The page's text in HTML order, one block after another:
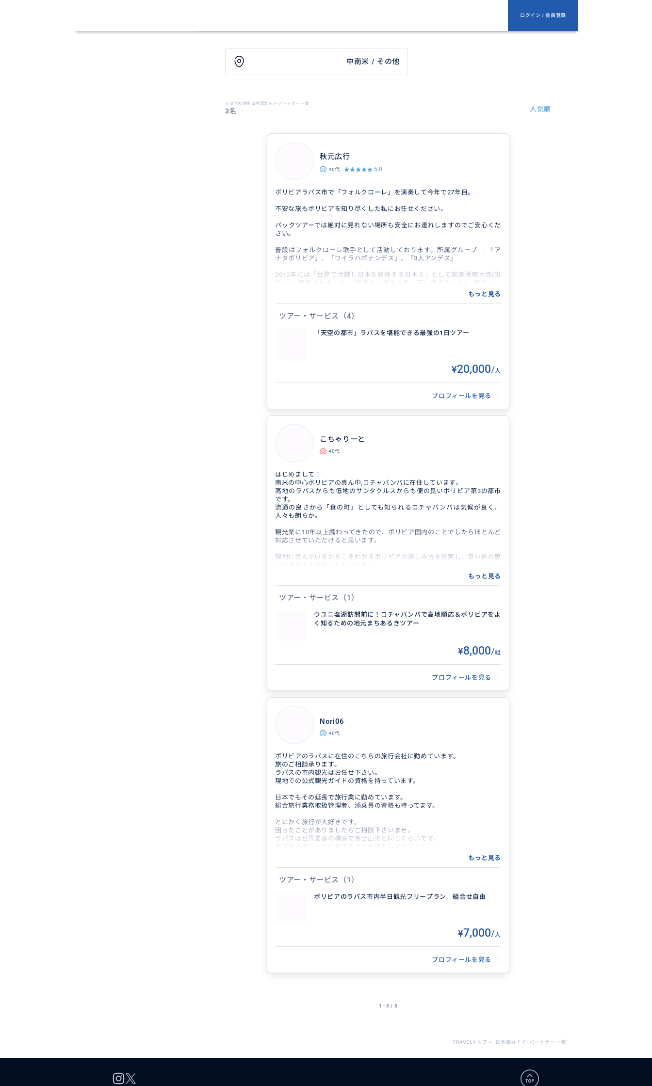
ログイン / 会員登録
中南米 / その他
その他の現地 日本語ガイド･パートナー 一覧
3名 人気順
秋元広行
40代 5.0
ボリビアラパス市で「フォルクローレ」を演奏して今年で27年目。
不安な旅もボリビアを知り尽くした私にお任せください。
パックツアーでは絶対に見れない場所も安全にお連れしますのでご安心くだ
さい。
普段はフォルクローレ歌手として活動しております。所属グループ : 「ア
ナタボリビア」、「ワイラハポナンデス」、「3人アンデス」
2012年には「世界で活躍し日本を発信する日本人」として国家戦略大臣(当
てタモリさんからもお褒めいただきました。私の名前「秋元広行」で検索頂
通訳としてはこれまで、日本企業様の技術通訳としてウユニ塩湖や鉱山へ、
した。映画通訳として、キューバで撮影された映画「エルネスト」の撮影に
さらには高山病などで入院される方々の医療通訳としてもたまに活動してお
ります。
ーカルとして参加しております。
ウユニ塩湖の帰りに一泊されるラパスで何もせずに過ごすのはもったいない
の一言。住んでいる者にしか知らないラパスをご堪能ください。
なお今年は、2026年9日〜27年1月中までは私が所属するグループ「アナタ
ボリビア」、「3人アンデス」の日本公演のため帰国しております。何卒ご
了承くださいませ。
#秋元ツアー #秋元広行 #ラパス #ボリビア #ガイド #ウユニ塩湖
得意なジャンル / 分野
ラパス市の全て。 当然ながらウユニ塩湖もです。 他にはタリハ、
明があり、その後はタクシーでラパス市内へ戻りました。そこからロ
ープウェイを乗り継ぎなが...
もっと見る
ツアー・サービス （4）
「天空の都市」ラパスを堪能できる最強の1日ツアー
¥20,000/人
プロフィールを見る
こちゃりーと
40代
はじめまして！
南米の中心ボリビアの真ん中,コチャバンバに在住しています。
高地のラパスからも低地のサンタクルスからも便の良いボリビア第3の都市
です。
流通の良さから「食の町」としても知られるコチャバンバは気候が良く、
人々も朗らか。
観光業に10年以上携わってきたので、ボリビア国内のことでしたらほとんど
対応させていただけると思います。
現地に住んでいるからこそわかるボリビアの楽しみ方を提案し、良い旅の思
ボリビア国内航空会社を始めとする交通機関、ツアー会社、ホテ
ルの手配などなんでも承ります。高地順応に最適なコチャバンバ
もっと見る
ツアー・サービス （1）
ウユニ塩湖訪問前に！コチャバンバで高地順応＆ボリビアをよ
く知るための地元まちあるきツアー
¥8,000/組
プロフィールを見る
Nori06
40代
ボリビアのラパスに在住のこちらの旅行会社に勤めています。
旅のご相談承ります。
ラパスの市内観光はお任せ下さい。
現地での公式観光ガイドの資格を持っています。
日本でもその延長で旅行業に勤めています。
総合旅行業務取扱管理者、添乗員の資格も持ってます。
とにかく旅行が大好きです。
困ったことがありましたらご相談下さいませ。
ラパスは世界最高の標高で富士山頂と同じくらいです。
100ヵ国程旅行してきたので地理ですかね。スポーツ全般、特にサ
もっと見る
ツアー・サービス （1）
ボリビアのラパス市内半日観光フリープラン 組合せ自由
¥7,000/人
プロフィールを見る
1 - 3 / 3
TRAVELトップ > 日本語ガイド･パートナー 一覧